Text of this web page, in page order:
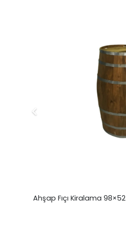
Ahşap Fıçı Kiralama 98×52